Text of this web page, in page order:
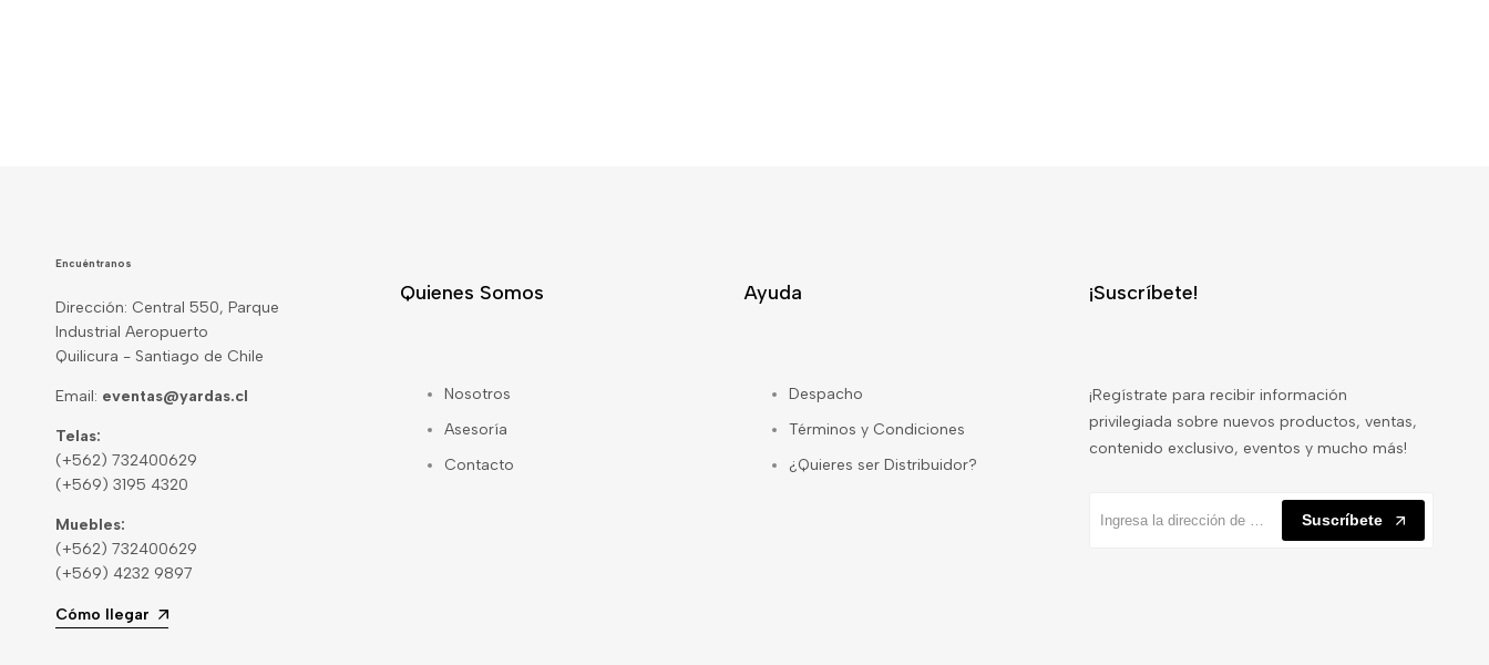
Encuéntranos
Dirección: Central 550, Parque
Industrial Aeropuerto
Quilicura - Santiago de Chile
Email: eventas@yardas.cl
Telas:
(+562) 732400629
(+569) 3195 4320
Muebles:
(+562) 732400629
(+569) 4232 9897
Cómo llegar
Quienes Somos
Nosotros
Asesoría
Contacto
Ayuda
Despacho
Términos y Condiciones
¿Quieres ser Distribuidor?
¡Suscríbete!
¡Regístrate para recibir información
privilegiada sobre nuevos productos, ventas,
contenido exclusivo, eventos y mucho más!
Suscríbete